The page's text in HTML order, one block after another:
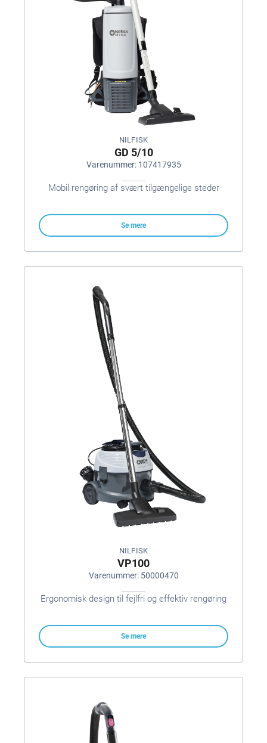
NILFISK
GD 5/10
Varenummer: 107417935
Mobil rengøring af svært tilgængelige steder
Se mere
NILFISK
VP100
Varenummer: 50000470
Ergonomisk design til fejlfri og effektiv rengøring
Se mere